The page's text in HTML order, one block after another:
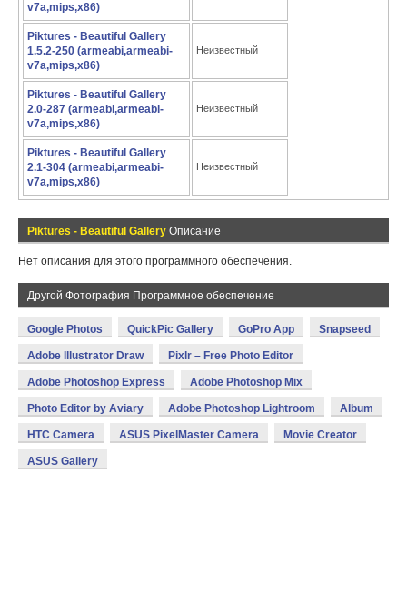
v7a,mips,x86)
Piktures - Beautiful Gallery
1.5.2-250 (armeabi,armeabi-
v7a,mips,x86)
Неизвестный
Piktures - Beautiful Gallery
2.0-287 (armeabi,armeabi-
v7a,mips,x86)
Неизвестный
Piktures - Beautiful Gallery
2.1-304 (armeabi,armeabi-
v7a,mips,x86)
Неизвестный
Piktures - Beautiful Gallery Описание
Нет описания для этого программного обеспечения.
Другой Фотография Программное обеспечение
Google Photos QuickPic Gallery GoPro App Snapseed
Adobe Illustrator Draw Pixlr – Free Photo Editor
Adobe Photoshop Express Adobe Photoshop Mix
Photo Editor by Aviary Adobe Photoshop Lightroom Album
HTC Camera ASUS PixelMaster Camera Movie Creator
ASUS Gallery